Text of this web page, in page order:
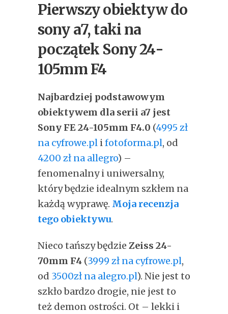
Pierwszy obiektyw do
sony a7, taki na
początek Sony 24-
105mm F4
Najbardziej podstawowym
obiektywem dla serii a7 jest
Sony FE 24-105mm F4.0 (4995 zł
na cyfrowe.pl ifotoforma.pl, od
4200 zł na allegro) –
fenomenalny i uniwersalny,
który będzie idealnym szkłem na
każdą wyprawę. Moja recenzja
tego obiektywu.
Nieco tańszy będzie Zeiss 24-
70mm F4 (3999 zł na cyfrowe.pl,
od 3500zł na alegro.pl). Nie jest to
szkło bardzo drogie, nie jest to
też demon ostrości. Ot – lekki i